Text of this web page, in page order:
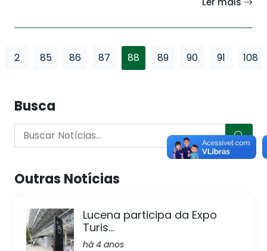
2 85 86 87 88 89 90 91 108
Busca
Outras Notícias
Lucena participa da Expo
Turis...
há 4 anos